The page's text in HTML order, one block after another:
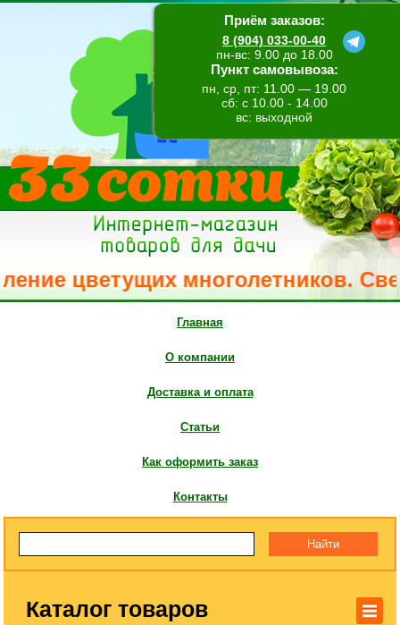
Приём заказов:
8 (904) 033-00-40
пн-вс: 9.00 до 18.00
Пункт самовывоза:
пн, ср, пт: 11.00 — 19.00
сб: с 10.00 - 14.00
вс: выходной
цветущих многолетников.
Главная
О компании
Доставка и оплата
Статьи
Как оформить заказ
Контакты
Каталог товаров